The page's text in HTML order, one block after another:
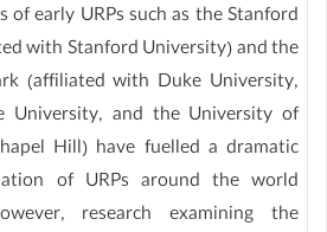
of early URPs such as the Stanford
with Stanford University) and the
(affiliated with Duke University,
University, and the University of
Hill) have fuelled a dramatic
of URPs around the world
research examining the